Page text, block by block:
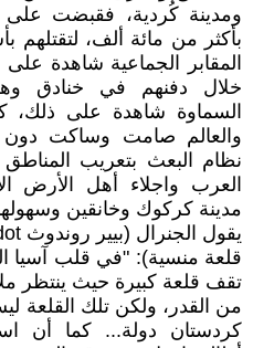
ومدينة كُردية، فقبضت على
بأكثر من مائة ألف، لتقتلهم
المقابر الجماعية شاهدة
خلال دفنهم في خنادق
السماوة شاهدة على ذلك،
والعالم صامت وساكت دون
نظام البعث بتعريب
العرب واجلاء أهل الأرض
مدينة كركوك وخانقين
قلعة منسية): "في قلب آسيا
تقف قلعة كبيرة حيث ينتظر
من القدر، ولكن تلك القلعة
كردستان دولة... كما أن